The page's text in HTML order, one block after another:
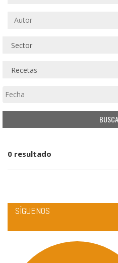
0 resultado
SÍGUENOS